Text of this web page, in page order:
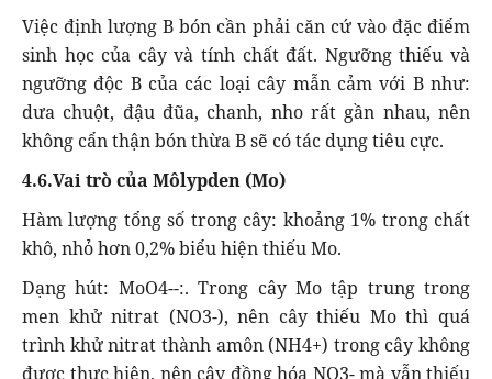
Việc định lượng B bón cần phải căn cứ vào đặc điểm
sinh học của cây và tính chất đất. Ngưỡng thiếu và
ngưỡng độc B của các loại cây mẫn cảm với B như:
dưa chuột, đậu đũa, chanh, nho rất gần nhau, nên
không cẩn thận bón thừa B sẽ có tác dụng tiêu cực.
4.6.Vai trò của Môlypden (Mo)
Hàm lượng tổng số trong cây: khoảng 1% trong chất
khô, nhỏ hơn 0,2% biểu hiện thiếu Mo.
Dạng hút: MoO4--:. Trong cây Mo tập trung trong
men khử nitrat (NO3-), nên cây thiếu Mo thì quá
trình khử nitrat thành amôn (NH4+) trong cây không
được thực hiện, nên cây đồng hóa NO3- mà vẫn thiếu